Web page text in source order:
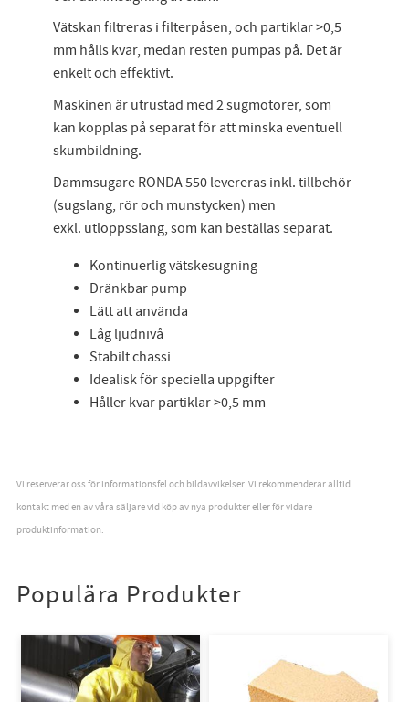
Vätskan filtreras i filterpåsen, och partiklar >0,5
mm hålls kvar, medan resten pumpas på. Det är
enkelt och effektivt.
Maskinen är utrustad med 2 sugmotorer, som
kan kopplas på separat för att minska eventuell
skumbildning.
Dammsugare RONDA 550 levereras inkl. tillbehör
(sugslang, rör och munstycken) men
exkl. utloppsslang, som kan beställas separat.
Kontinuerlig vätskesugning
Dränkbar pump
Lätt att använda
Låg ljudnivå
Stabilt chassi
Idealisk för speciella uppgifter
Håller kvar partiklar >0,5 mm
Vi reserverar oss för informationsfel och bildavvikelser. Vi rekommenderar alltid
kontakt med en av våra säljare vid köp av nya produkter eller för vidare
produktinformation.
Populära Produkter